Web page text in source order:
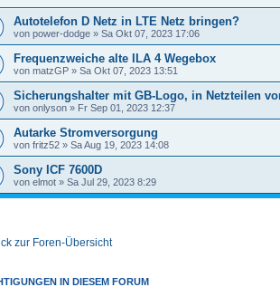
Autotelefon D Netz in LTE Netz bringen?
von power-dodge » Sa Okt 07, 2023 17:06
Frequenzweiche alte ILA 4 Wegebox
von matzGP » Sa Okt 07, 2023 13:51
Sicherungshalter mit GB-Logo, in Netzteilen
von onlyson » Fr Sep 01, 2023 12:37
Autarke Stromversorgung
von fritz52 » Sa Aug 19, 2023 14:08
Sony ICF 7600D
von elmot » Sa Jul 29, 2023 8:29
zur Foren-Übersicht
IN DIESEM FORUM